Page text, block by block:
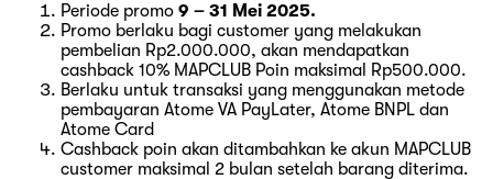
Periode promo 9 – 31 Mei 2025.
Promo berlaku bagi customer yang melakukan
pembelian Rp2.000.000, akan mendapatkan
cashback 10% MAPCLUB Poin maksimal Rp500.000.
Berlaku untuk transaksi yang menggunakan metode
pembayaran Atome VA PayLater, Atome BNPL dan
Atome Card
Cashback poin akan ditambahkan ke akun MAPCLUB
customer maksimal 2 bulan setelah barang diterima.